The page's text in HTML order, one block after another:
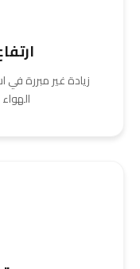
زيادة غير مبررة